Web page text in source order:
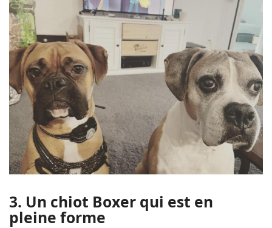
3. Un chiot Boxer qui est en
pleine forme